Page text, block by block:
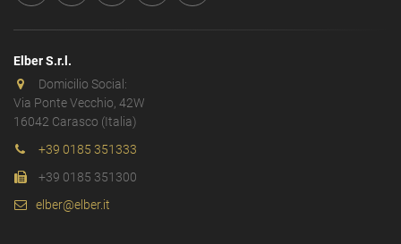
Elber S.r.l.
Domicilio Social:
Via Ponte Vecchio, 42W
16042 Carasco (Italia)
+39 0185 351333
+39 0185 351300
elber@elber.it